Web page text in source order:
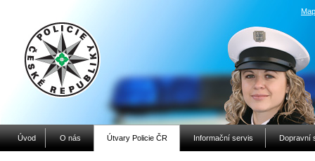
Úvod O nás Útvary Policie ČR Informační servis Dopravní